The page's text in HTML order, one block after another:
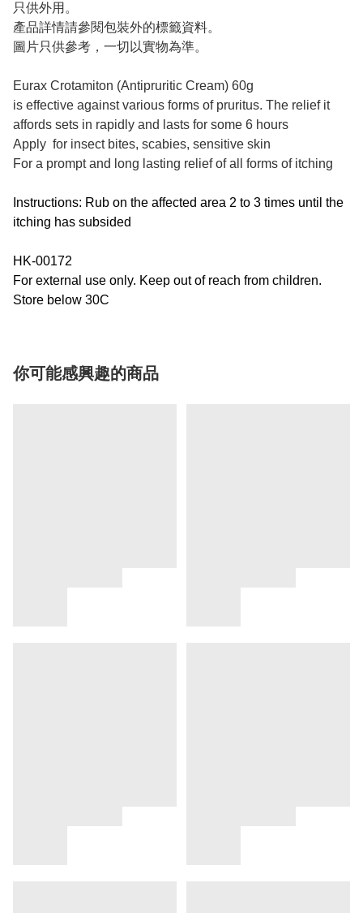
只供外用。
產品詳情請參閱包裝外的標籤資料。
圖片只供參考，一切以實物為準。
Eurax Crotamiton (Antipruritic Cream) 60g
is effective against various forms of pruritus. The relief it
affords sets in rapidly and lasts for some 6 hours
Apply for insect bites, scabies, sensitive skin
For a prompt and long lasting relief of all forms of itching
Instructions: Rub on the affected area 2 to 3 times until the
itching has subsided
HK-00172
For external use only. Keep out of reach from children.
Store below 30C
你可能感興趣的商品